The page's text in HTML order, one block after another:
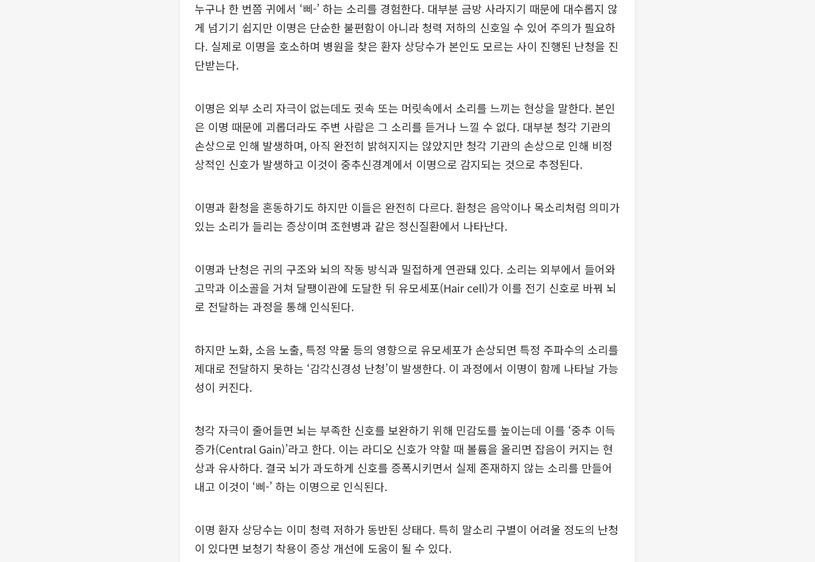
누구나 한 번쯤 귀에서 ‘삐-’ 하는 소리를 경험한다. 대부분 금방 사라지기 때문에 대수롭지 않
게 넘기기 쉽지만 이명은 단순한 불편함이 아니라 청력 저하의 신호일 수 있어 주의가 필요하
다. 실제로 이명을 호소하며 병원을 찾은 환자 상당수가 본인도 모르는 사이 진행된 난청을 진
단받는다.
이명은 외부 소리 자극이 없는데도 귓속 또는 머릿속에서 소리를 느끼는 현상을 말한다. 본인
은 이명 때문에 괴롭더라도 주변 사람은 그 소리를 듣거나 느낄 수 없다. 대부분 청각 기관의
손상으로 인해 발생하며, 아직 완전히 밝혀지지는 않았지만 청각 기관의 손상으로 인해 비정
상적인 신호가 발생하고 이것이 중추신경계에서 이명으로 감지되는 것으로 추정된다.
이명과 환청을 혼동하기도 하지만 이들은 완전히 다르다. 환청은 음악이나 목소리처럼 의미가
있는 소리가 들리는 증상이며 조현병과 같은 정신질환에서 나타난다.
이명과 난청은 귀의 구조와 뇌의 작동 방식과 밀접하게 연관돼 있다. 소리는 외부에서 들어와
고막과 이소골을 거쳐 달팽이관에 도달한 뒤 유모세포(Hair cell)가 이를 전기 신호로 바꿔 뇌
로 전달하는 과정을 통해 인식된다.
하지만 노화, 소음 노출, 특정 약물 등의 영향으로 유모세포가 손상되면 특정 주파수의 소리를
제대로 전달하지 못하는 ‘감각신경성 난청’이 발생한다. 이 과정에서 이명이 함께 나타날 가능
성이 커진다.
청각 자극이 줄어들면 뇌는 부족한 신호를 보완하기 위해 민감도를 높이는데 이를 ‘중추 이득
증가(Central Gain)’라고 한다. 이는 라디오 신호가 약할 때 볼륨을 올리면 잡음이 커지는 현
상과 유사하다. 결국 뇌가 과도하게 신호를 증폭시키면서 실제 존재하지 않는 소리를 만들어
내고 이것이 ‘삐-’ 하는 이명으로 인식된다.
이명 환자 상당수는 이미 청력 저하가 동반된 상태다. 특히 말소리 구별이 어려울 정도의 난청
이 있다면 보청기 착용이 증상 개선에 도움이 될 수 있다.